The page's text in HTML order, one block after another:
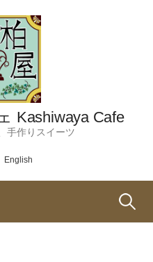
Kashiwaya Cafe
手作りスイーツ
English
検